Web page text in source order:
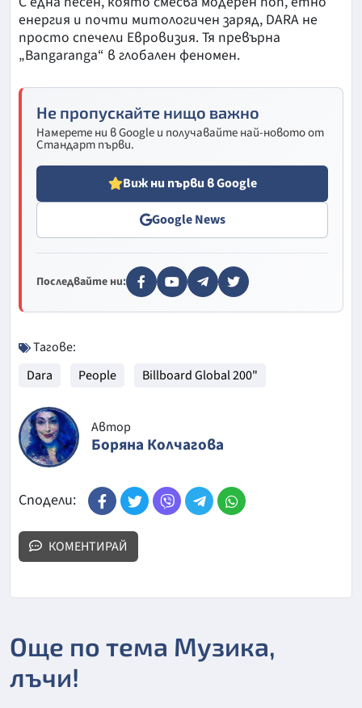
енергия и почти митологичен заряд, DARA не
просто спечели Евровизия. Тя превърна
„Bangaranga“ в глобален феномен.
Не пропускайте нищо важно
Намерете ни в Google и получавайте най-новото от
Стандарт първи.
Виж ни първи в Google
Google News
Последвайте ни:
Тагове:
Dara
People Billboard Global 200"
Автор
Боряна Колчагова
Сподели:
КОМЕНТИРАЙ
Още по тема Музика,
лъчи!